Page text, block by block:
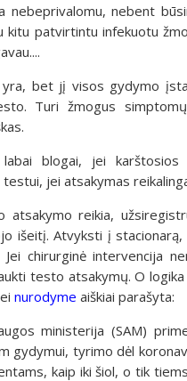
nebeprivalomu, nebent
patvirtintu infekuotu
bet jį visos gydymo
Turi žmogus
blogai, jei
jei atsakymas
atsakymo reikia,
išeitį. Atvyksti į
chirurginė intervencija
testo atsakymų. O
nurodyme aiškiai parašyta:
ministerija (SAM)
gydymui, tyrimo dėl
kaip iki šiol, o tik